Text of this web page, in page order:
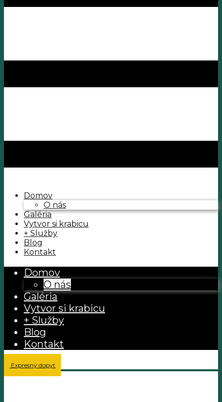
Domov
O nás
Galéria
Vytvor si krabicu
+ Služby
Blog
Kontakt
Domov
O nás
Galéria
Vytvor si krabicu
+ Služby
Blog
Kontakt
Expresný dopyt